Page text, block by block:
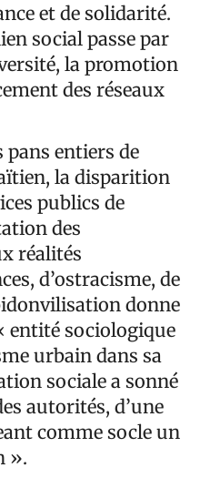
et de solidarité.
social passe par
la promotion
des réseaux
pans entiers de
la disparition
publics de
des
réalités
d’ostracisme, de
donne
entité sociologique
urbain dans sa
sociale a sonné
autorités, d’une
comme socle un
».